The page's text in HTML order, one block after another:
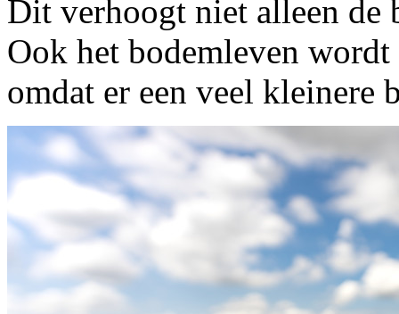
Dit verhoogt niet alleen de
Ook het bodemleven
omdat er een veel kleinere